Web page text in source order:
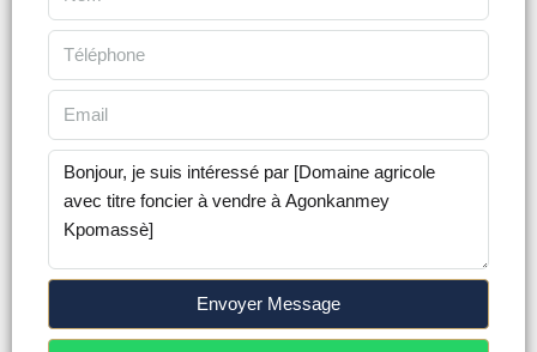
Envoyer Message